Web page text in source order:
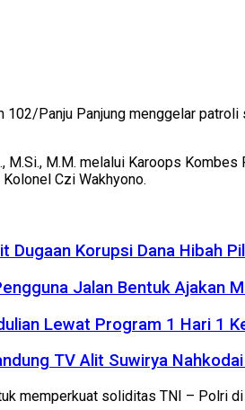
Panju Panjung menggelar
M.M. melalui Karoops
Czi Wakhyono.
Dugaan Korupsi Dana Hibah
Jalan Bentuk Ajakan
Lewat Program 1 Hari 1
TV Alit Suwirya
memperkuat soliditas TNI – Polri di